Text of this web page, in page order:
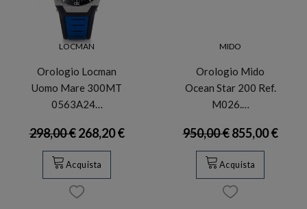
LOCMAN
Orologio Locman
Uomo Mare 300MT
0563A24…
298,00 €268,20 €
Acquista
MIDO
Orologio Mido
Ocean Star 200 Ref.
M026.…
950,00 €855,00 €
Acquista